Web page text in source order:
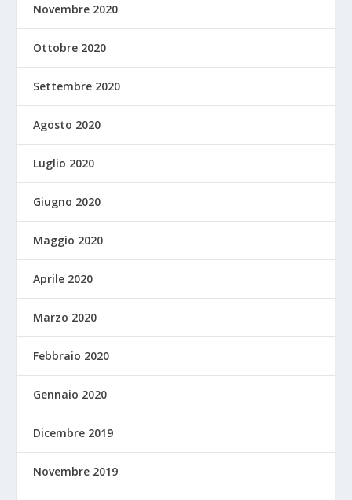
Novembre 2020
Ottobre 2020
Settembre 2020
Agosto 2020
Luglio 2020
Giugno 2020
Maggio 2020
Aprile 2020
Marzo 2020
Febbraio 2020
Gennaio 2020
Dicembre 2019
Novembre 2019